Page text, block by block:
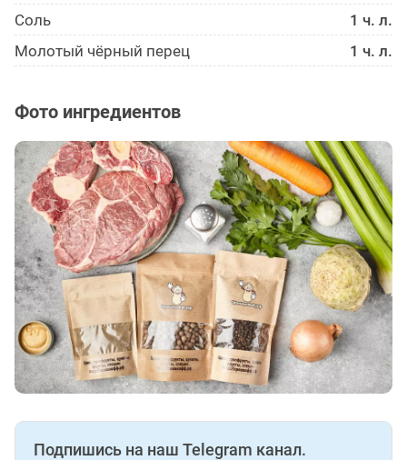
Соль
1 ч. л.
Молотый чёрный перец
1 ч. л.
Фото ингредиентов
Подпишись на наш Telegram канал.